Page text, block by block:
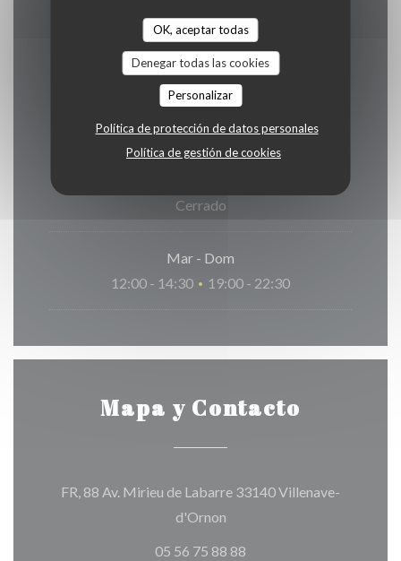
OK, aceptar todas
Denegar todas las cookies
Personalizar
Política de protección de datos personales
Política de gestión de cookies
Horario de apertura
Cerrado
Mar - Dom
12:00 - 14:30 • 19:00 - 22:30
Mapa y Contacto
FR, 88 Av. Mirieu de Labarre 33140 Villenave-
d'Ornon((abre en una nueva
05 56 75 88 88